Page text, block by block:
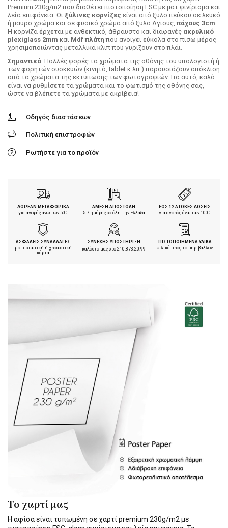
Premium 230g/m2 που διαθέτει πιστοποίηση FSC με ματ φινίρισμα και
λεία επιφάνεια. Οι ξύλινες κορνίζες είναι από ξύλο πεύκου σε λευκό
ή μαύρο χρώμα και σε φυσικό χρώμα από ξύλο Αγιούς, πάχους 3cm.
Η κορνίζα έρχεται με ανθεκτικό, άθραυστο και διαφανές ακρυλικό
plexiglass 2mm και Mdf πλάτη που ανοίγει εύκολα στο πίσω μέρος
χρησιμοποιώντας μεταλλικά κλιπ που γυρίζουν στο πλάι.
Σημαντικό: Πολλές φορές τα χρώματα της οθόνης του υπολογιστή ή
των φορητών συσκευών (κινητό, tablet κ.λπ.) παρουσιάζουν απόκλιση
από τα χρώματα της εκτύπωσης των φωτογραφιών. Για αυτό, καλό
είναι να ρυθμίσετε τα χρώματα και το φωτισμό της οθόνης σας,
ώστε να βλέπετε τα χρώματα με ακρίβεια!
Οδηγός διαστάσεων
Πολιτική επιστροφών
Ρωτήστε για το προϊόν
ΔΩΡΕΑΝ ΜΕΤΑΦΟΡΙΚΑ
για αγορές άνω των 50€
ΑΜΕΣΗ ΑΠΟΣΤΟΛΗ
5-7 ημέρες σε όλη την Ελλάδα
ΕΩΣ 12 ΑΤΟΚΕΣ ΔΟΣΕΙΣ
για αγορές άνω των 100€
ΑΣΦΑΛΕΙΣ ΣΥΝΑΛΛΑΓΕΣ
με πιστωτική ή χρεωστική
κάρτα
ΣΥΝΕΧΗΣ ΥΠΟΣΤΗΡΙΞΗ
καλέστε μας στο210.873.20.99
ΠΙΣΤΟΠΟΙΗΜΕΝΑ ΥΛΙΚΑ
φιλικά προς το περιβάλλον
Το χαρτί μας
Η αφίσα είναι τυπωμένη σε χαρτί premium 230g/m2 με